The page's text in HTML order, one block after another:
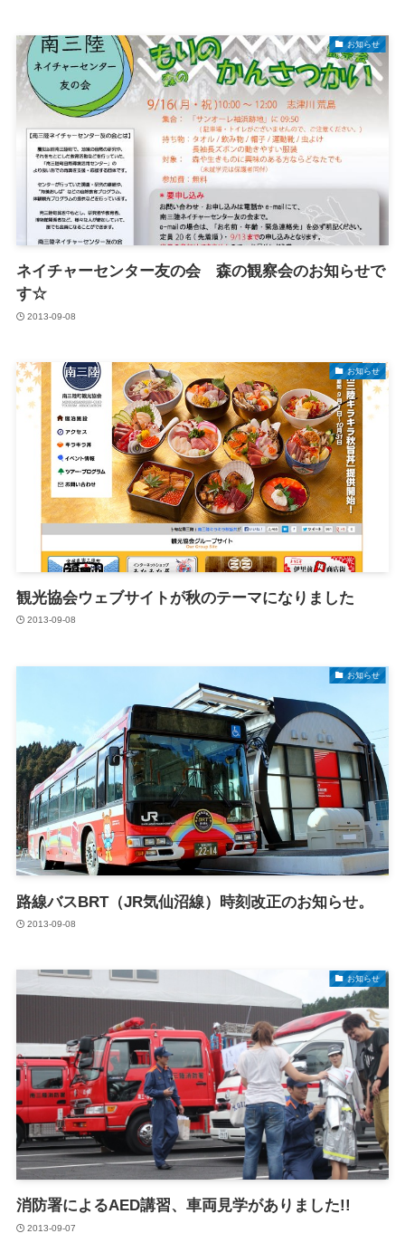
お知らせ
ネイチャーセンター友の会 森の観察会のお知らせで
す☆
2013-09-08
お知らせ
観光協会ウェブサイトが秋のテーマになりました
2013-09-08
お知らせ
路線バスBRT（JR気仙沼線）時刻改正のお知らせ。
2013-09-08
お知らせ
消防署によるAED講習、車両見学がありました!!
2013-09-07